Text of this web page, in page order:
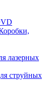
лазерных
струйных